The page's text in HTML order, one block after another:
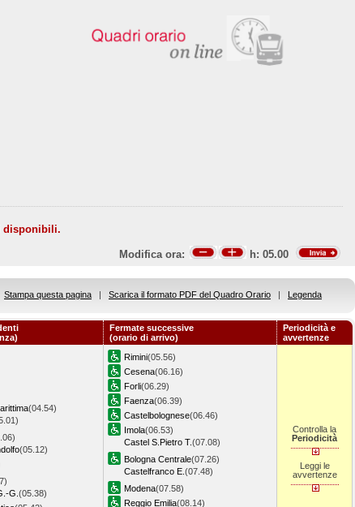
disponibili.
Modifica ora: h: 05.00
Stampa questa pagina | Scarica il formato PDF del Quadro Orario | Legenda
Fermate successive
(orario di arrivo)
Periodicità e
avvertenze
(04.54)
(05.12)
G. (05.38)
Rimini(05.56)
Cesena(06.16)
Forli(06.29)
Faenza(06.39)
Castelbolognese(06.46)
Imola(06.53)
Castel S.Pietro T.(07.08)
Bologna Centrale(07.26)
Castelfranco E. (07.48)
Modena(07.58)
Reggio Emilia(08.14)
Controlla la
Periodicità
Leggi le
avvertenze